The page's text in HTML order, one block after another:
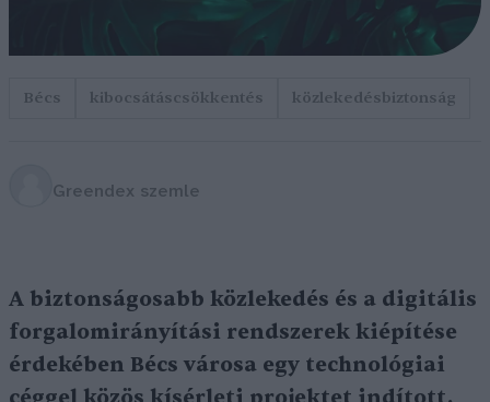
Bécs kibocsátáscsökkentés közlekedésbiztonság
Greendex szemle
A biztonságosabb közlekedés és a digitális
forgalomirányítási rendszerek kiépítése
érdekében Bécs városa egy technológiai